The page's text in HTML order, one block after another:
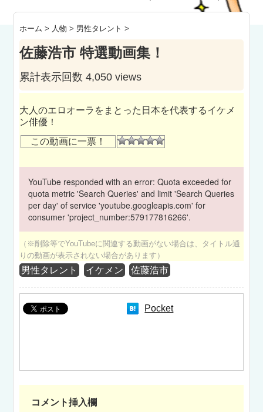
ホーム > 人物 > 男性タレント >
佐藤浩市 特選動画集！
累計表示回数 4,050 views
大人のエロオーラをまとった日本を代表するイケメ
ン俳優！
この動画に一票！
YouTube responded with an error: Quota exceeded for
quota metric 'Search Queries' and limit 'Search Queries
per day' of service 'youtube.googleapis.com' for
consumer 'project_number:579177816266'.
（※削除等でYouTubeに関連する動画がない場合は、タイトル通
りの動画が表示されない場合があります）
男性タレント イケメン 佐藤浩市
Pocket
コメント挿入欄